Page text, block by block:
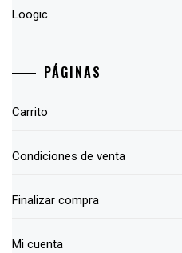
Loogic
PÁGINAS
Carrito
Condiciones de venta
Finalizar compra
Mi cuenta